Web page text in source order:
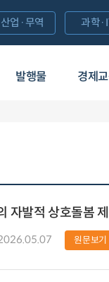
발행물 경제
산업·무역 과학
자발적 상호돌봄
원문보기